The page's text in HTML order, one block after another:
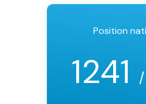
Position
1241